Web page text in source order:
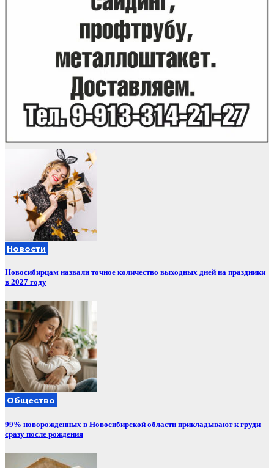
Новости
Новосибирцам назвали точное количество выходных дней на праздники
в 2027 году
Общество
99% новорожденных в Новосибирской области прикладывают к груди
сразу после рождения